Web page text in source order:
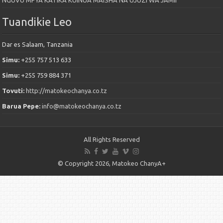
Tuandikie Leo
Dar es Salaam, Tanzania
Simu: +255 757 513 633
Simu: +255 759 884 371
Tovuti:http://matokeochanya.co.tz
Barua Pepe:info@matokeochanya.co.tz
All Rights Reserved
© Copyright 2026, Matokeo ChanyA+